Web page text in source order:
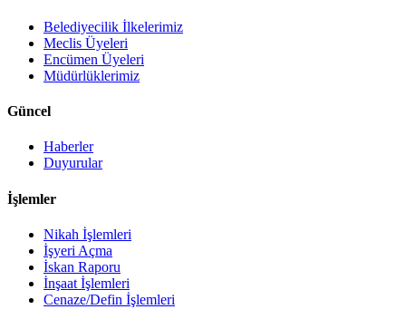
Belediyecilik İlkelerimiz
Meclis Üyeleri
Encümen Üyeleri
Müdürlüklerimiz
Güncel
Haberler
Duyurular
İşlemler
Nikah İşlemleri
İşyeri Açma
İskan Raporu
İnşaat İşlemleri
Cenaze/Defin İşlemleri